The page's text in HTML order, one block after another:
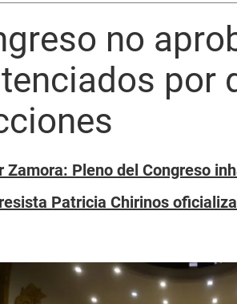
no
por
Zamora: Pleno del Congreso
Patricia Chirinos